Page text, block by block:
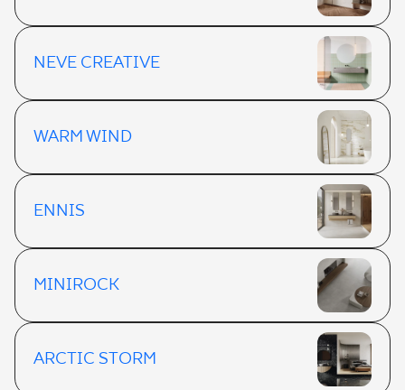
NEVE CREATIVE
WARM WIND
ENNIS
MINIROCK
ARCTIC STORM